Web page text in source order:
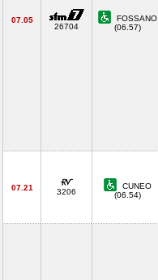
07.05
26704
FOSSANO
(06.57)
07.21 3206
CUNEO
(06.54)